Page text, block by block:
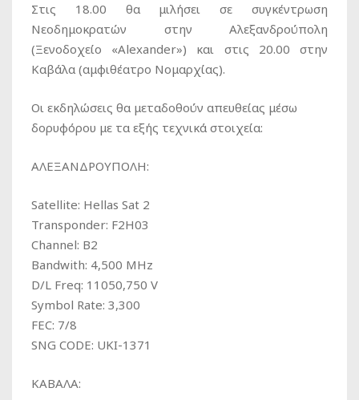
Στις 18.00 θα μιλήσει σε συγκέντρωση
Νεοδημοκρατών στην Αλεξανδρούπολη
(Ξενοδοχείο «Alexander») και στις 20.00 στην
Καβάλα (αμφιθέατρο Νομαρχίας).
Οι εκδηλώσεις θα μεταδοθούν απευθείας μέσω
δορυφόρου με τα εξής τεχνικά στοιχεία:
ΑΛΕΞΑΝΔΡΟΥΠΟΛΗ:
Satellite: Hellas Sat 2
Transponder: F2H03
Channel: B2
Bandwith: 4,500 MHz
D/L Freq: 11050,750 V
Symbol Rate: 3,300
FEC: 7/8
SNG CODE: UKI-1371
ΚΑΒΑΛΑ: